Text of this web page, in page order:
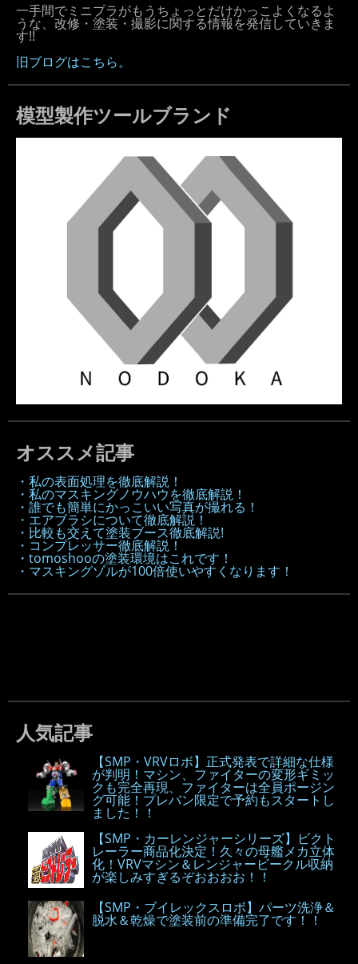
一手間でミニプラがもうちょっとだけかっこよくなるよ
うな、改修・塗装・撮影に関する情報を発信していきま
す!!
旧ブログはこちら。
模型製作ツールブランド
オススメ記事
・私の表面処理を徹底解説！
・私のマスキングノウハウを徹底解説！
・誰でも簡単にかっこいい写真が撮れる！
・エアブラシについて徹底解説！
・比較も交えて塗装ブース徹底解説!
・コンプレッサー徹底解説！
・tomoshooの塗装環境はこれです！
・マスキングゾルが100倍使いやすくなります！
人気記事
【SMP・VRVロボ】正式発表で詳細な仕様
が判明！マシン、ファイターの変形ギミッ
クも完全再現、ファイターは全員ポージン
グ可能！プレバン限定で予約もスタートし
ました！！
【SMP・カーレンジャーシリーズ】ビクト
レーラー商品化決定！久々の母艦メカ立体
化！VRVマシン＆レンジャービークル収納
が楽しみすぎるぞおおおお！！
【SMP・ブイレックスロボ】パーツ洗浄＆
脱水＆乾燥で塗装前の準備完了です！！